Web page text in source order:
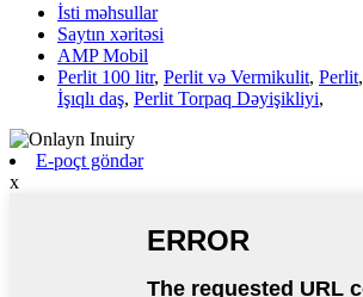
İsti məhsullar
Saytın xəritəsi
AMP Mobil
Perlit 100 litr, Perlit və Vermikulit, Perlit,
İşıqlı daş, Perlit Torpaq Dəyişikliyi,
E-poçt göndər
x